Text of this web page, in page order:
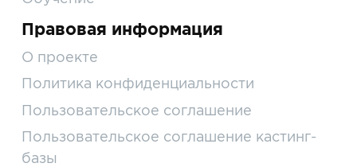
Правовая информация
О проекте
Политика конфиденциальности
Пользовательское соглашение
Пользовательское соглашение кастинг-
базы